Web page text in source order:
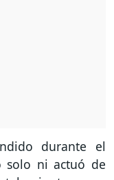
durante el
solo ni actuó de